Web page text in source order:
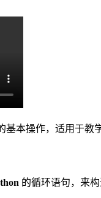
本操作，适用于教
的循环语句，来